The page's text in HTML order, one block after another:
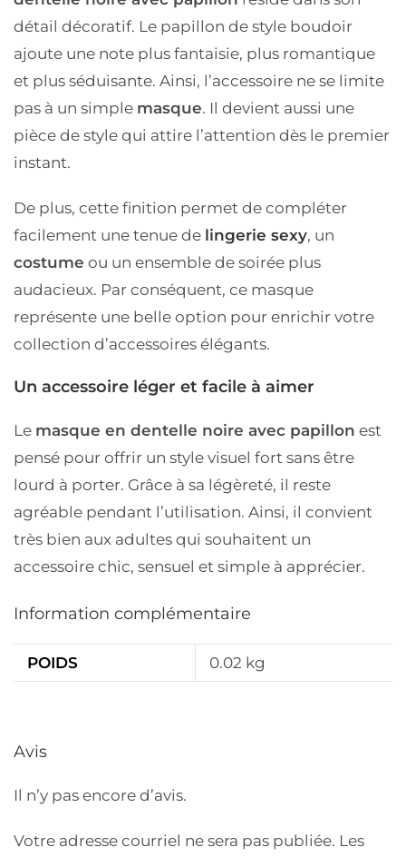
détail décoratif. Le papillon de style boudoir
ajoute une note plus fantaisie, plus romantique
et plus séduisante. Ainsi, l’accessoire ne se limite
pas à un simple masque. Il devient aussi une
pièce de style qui attire l’attention dès le premier
instant.
De plus, cette finition permet de compléter
facilement une tenue de lingerie sexy, un
costume ou un ensemble de soirée plus
audacieux. Par conséquent, ce masque
représente une belle option pour enrichir votre
collection d’accessoires élégants.
Un accessoire léger et facile à aimer
Le masque en dentelle noire avec papillon est
pensé pour offrir un style visuel fort sans être
lourd à porter. Grâce à sa légèreté, il reste
agréable pendant l’utilisation. Ainsi, il convient
très bien aux adultes qui souhaitent un
accessoire chic, sensuel et simple à apprécier.
Information complémentaire
POIDS 0.02 kg
Avis
Il n’y pas encore d’avis.
Votre adresse courriel ne sera pas publiée. Les